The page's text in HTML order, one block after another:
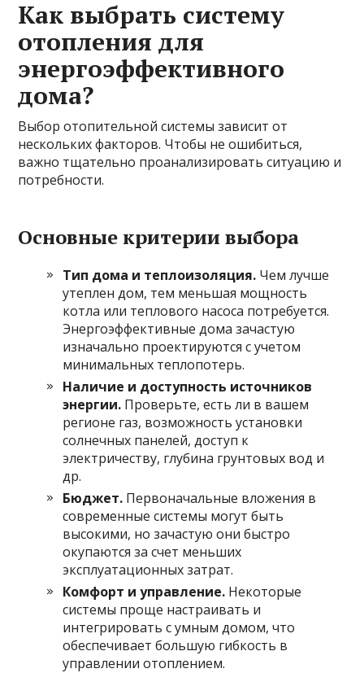
Как выбрать систему
отопления для
энергоэффективного
дома?
Выбор отопительной системы зависит от
нескольких факторов. Чтобы не ошибиться,
важно тщательно проанализировать ситуацию и
потребности.
Основные критерии выбора
Тип дома и теплоизоляция. Чем лучше
утеплен дом, тем меньшая мощность
котла или теплового насоса потребуется.
Энергоэффективные дома зачастую
изначально проектируются с учетом
минимальных теплопотерь.
Наличие и доступность источников
энергии. Проверьте, есть ли в вашем
регионе газ, возможность установки
солнечных панелей, доступ к
электричеству, глубина грунтовых вод и
др.
Бюджет. Первоначальные вложения в
современные системы могут быть
высокими, но зачастую они быстро
окупаются за счет меньших
эксплуатационных затрат.
Комфорт и управление. Некоторые
системы проще настраивать и
интегрировать с умным домом, что
обеспечивает большую гибкость в
управлении отоплением.